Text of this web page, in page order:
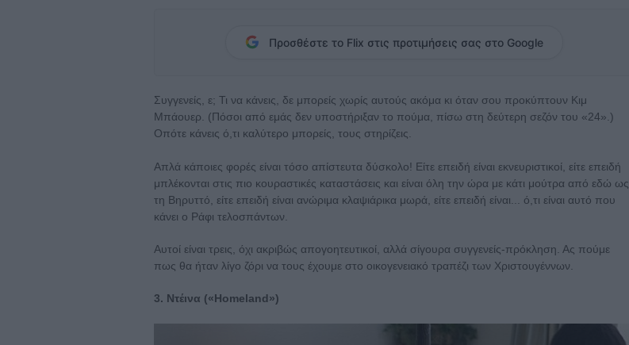
Προσθέστε το Flix στις προτιμήσεις σας στο Google
Συγγενείς, ε; Τι να κάνεις, δε μπορείς χωρίς αυτούς ακόμα κι όταν σου προκύπτουν Κιμ
Μπάουερ. (Πόσοι από εμάς δεν υποστήριξαν το πούμα, πίσω στη δεύτερη σεζόν του «24».)
Οπότε κάνεις ό,τι καλύτερο μπορείς, τους στηρίζεις.
Απλά κάποιες φορές είναι τόσο απίστευτα δύσκολο! Είτε επειδή είναι εκνευριστικοί, είτε επειδή
μπλέκονται στις πιο κουραστικές καταστάσεις και είναι όλη την ώρα με κάτι μούτρα από εδώ ως
τη Βηρυττό, είτε επειδή είναι ανώριμα κλαψιάρικα μωρά, είτε επειδή είναι... ό,τι είναι αυτό που
κάνει ο Ράφι τελοσπάντων.
Αυτοί είναι τρεις, όχι ακριβώς απογοητευτικοί, αλλά σίγουρα συγγενείς-πρόκληση. Ας πούμε
πως θα ήταν λίγο ζόρι να τους έχουμε στο οικογενειακό τραπέζι των Χριστουγέννων.
3. Ντέινα («Homeland»)